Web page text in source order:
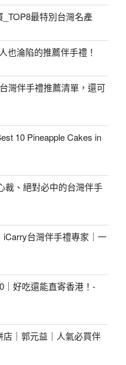
最特別台灣名產
也淪陷的推薦伴手禮！
灣伴手禮推薦清單，還可
10 Pineapple Cakes in
裁、絕對必中的台灣伴手
台灣伴手禮專家｜一
｜好吃還能直寄香港！-
｜郭元益｜人氣必買伴